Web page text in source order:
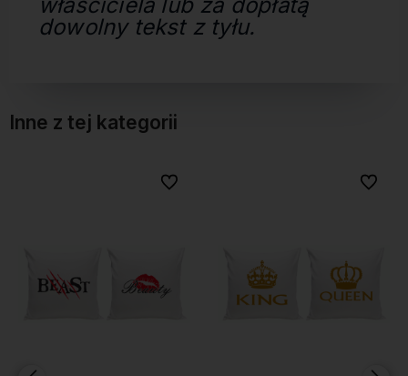
dowolny tekst z tyłu.
Inne z tej kategorii
Do ulubionych
Do ulubionych Do
Do